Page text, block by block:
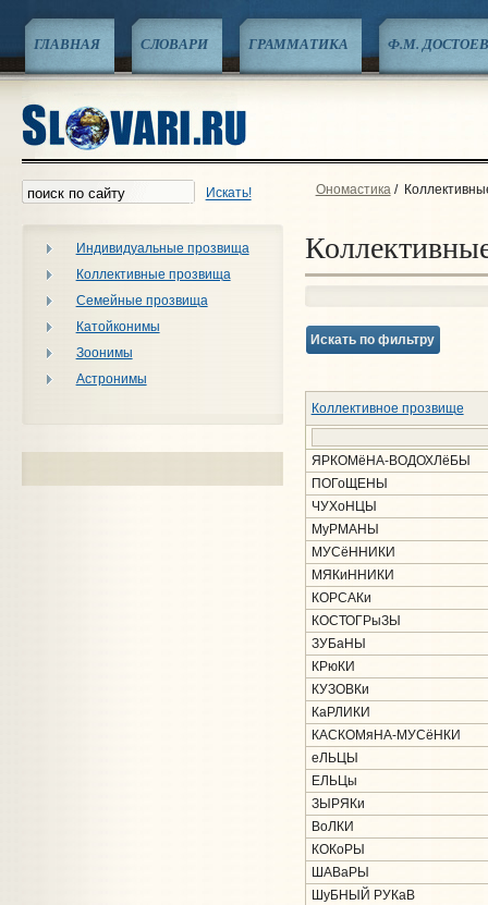
ГЛАВНАЯ СЛОВАРИ ГРАММАТИКА Ф.М.
Искать!
Индивидуальные прозвища
Коллективные прозвища
Семейные прозвища
Катойконимы
Зоонимы
Астронимы
Ономастика/
Искать по фильтру
Коллективное прозвище
ЯРКОМёНА-ВОДОХЛёБЫ
ПОГоЩЕНЫ
ЧУХоНЦЫ
МуРМАНЫ
МУСёННИКИ
МЯКиННИКИ
КОРСАКи
КОСТОГРыЗЫ
ЗУБаНЫ
КРюКИ
КУЗОВКи
КаРЛИКИ
КАСКОМяНА-МУСёНКИ
еЛЬЦЫ
ЕЛЬЦы
ЗЫРЯКи
ВоЛКИ
КОКоРЫ
ШАВаРЫ
ШуБНЫЙ РУКаВ